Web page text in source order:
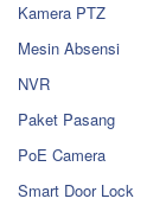
Kamera PTZ
Mesin Absensi
NVR
Paket Pasang
PoE Camera
Smart Door Lock